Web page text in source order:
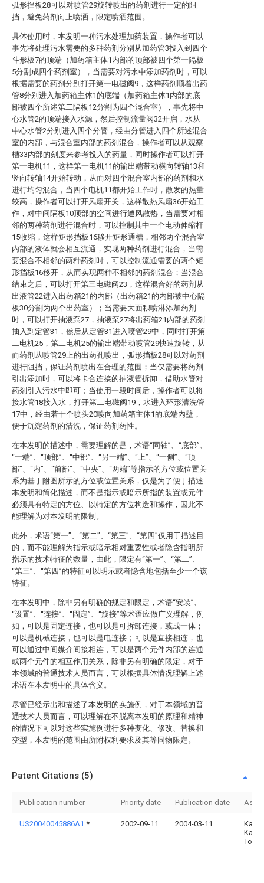
弧形挡板28可以对喷管29旋转喷出的药剂进行一定的阻
挡，避免药剂向上喷洒，限定喷洒范围。
具体使用时，本发明一种污水处理加药装置，操作者可以
事先将处理污水需要的多种药剂分别从加药管3投入到四个
斗形板7的顶端（加药箱主体1内部的顶部被四个第一隔板
5分割成四个药剂室），当需要对污水中添加药剂时，可以
根据需要的药剂分别打开第一电磁阀9，这样药剂顺着出药
管8分别进入加药箱主体1的底端（加药箱主体1内部的底
部被四个所述第二隔板12分割为四个混合室），事先将中
心水管2的顶端接入水源，然后控制流量阀32开启，水从
中心水管2分别进入四个分管，经由分管进入四个所述混合
室的内部，与混合室内部的药剂混合，操作者可以从观察
槽33内部的刻度来参考投入的药量，同时操作者可以打开
第一电机11，这样第一电机11的输出端带动横向转轴13和
竖向转轴14开始转动，从而对四个混合室内部的药剂和水
进行均匀混合，当四个电机11都开始工作时，散发的热量
较高，操作者可以打开风扇开关，这样散热风扇36开始工
作，对中间隔板10顶部的空间进行通风散热，当需要对相
邻的两种药剂进行混合时，可以控制其中一个电动伸缩杆
15收缩，这样矩形挡板16移开矩形通槽，相邻两个混合室
内部的液体就会相互流通，实现两种药剂进行混合，当需
要混合不相邻的两种药剂时，可以控制流通需要的两个矩
形挡板16移开，从而实现两种不相邻的药剂混合；当混合
结束之后，可以打开第三电磁阀23，这样混合好的药剂从
出液管22进入出药箱21的内部（出药箱21的内部被中心隔
板30分割为两个出药室）；当需要大面积喷淋添加药剂
时，可以打开抽液泵27，抽液泵27将出药箱21内部的药剂
抽入到定管31，然后从定管31进入喷管29中，同时打开第
二电机25，第二电机25的输出端带动喷管29快速旋转，从
而药剂从喷管29上的出药孔喷出，弧形挡板28可以对药剂
进行阻挡，保证药剂喷出在合理的范围；当仅需要将药剂
引出添加时，可以将卡合连接的抽液管拆卸，借助水管对
药剂引入污水中即可；当使用一段时间后，操作者可以将
接水管18接入水，打开第二电磁阀19，水进入环形清洗管
17中，经由若干个喷头20喷向加药箱主体1的底端内壁，
便于沉淀药剂的清洗，保证药剂药性。
在本发明的描述中，需要理解的是，术语“同轴”、“底部”、
“一端”、“顶部”、“中部”、“另一端”、“上”、“一侧”、“顶
部”、“内”、“前部”、“中央”、“两端”等指示的方位或位置关
系为基于附图所示的方位或位置关系，仅是为了便于描述
本发明和简化描述，而不是指示或暗示所指的装置或元件
必须具有特定的方位、以特定的方位构造和操作，因此不
能理解为对本发明的限制。
此外，术语“第一”、“第二”、“第三”、“第四”仅用于描述目
的，而不能理解为指示或暗示相对重要性或者隐含指明所
指示的技术特征的数量，由此，限定有“第一”、“第二”、
“第三”、“第四”的特征可以明示或者隐含地包括至少一个该
特征。
在本发明中，除非另有明确的规定和限定，术语“安装”、
“设置”、“连接”、“固定”、“旋接”等术语应做广义理解，例
如，可以是固定连接，也可以是可拆卸连接，或成一体；
可以是机械连接，也可以是电连接；可以是直接相连，也
可以通过中间媒介间接相连，可以是两个元件内部的连通
或两个元件的相互作用关系，除非另有明确的限定，对于
本领域的普通技术人员而言，可以根据具体情况理解上述
术语在本发明中的具体含义。
尽管已经示出和描述了本发明的实施例，对于本领域的普
通技术人员而言，可以理解在不脱离本发明的原理和精神
的情况下可以对这些实施例进行多种变化、修改、替换和
变型，本发明的范围由所附权利要求及其等同物限定。
Patent Citations (5)
Publication number Priority date Publication date
US20040045886A1 * 2002-09-11 2004-03-11